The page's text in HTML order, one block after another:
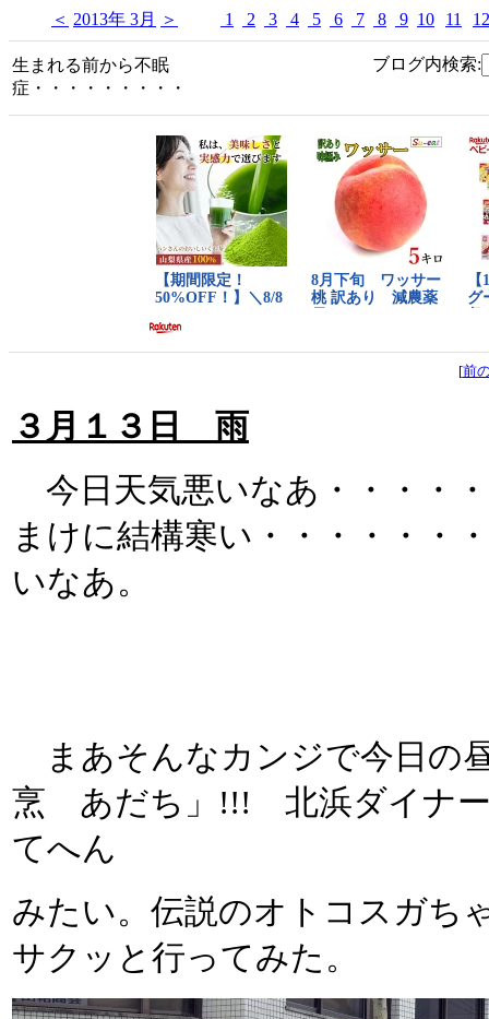
＜ 2013年 3月 ＞ 1 2 3 4 5 6 7 8 9 10 11 12
生まれる前から不眠
症・・・・・・・・・
ブログ内検索:
[前
３月１３日 雨
今日天気悪いなあ・・・・
まけに結構寒い・・・・・・
いなあ。
まあそんなカンジで今日の
烹 あだち」!!! 北浜ダイナー
てへん
みたい。伝説のオトコスガち
サクッと行ってみた。